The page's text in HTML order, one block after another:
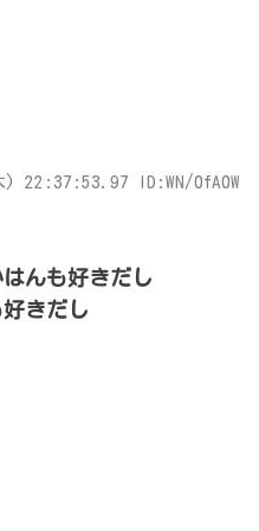
22:37:53.97 ID:WN/0fA0W
んも好きだし
きだし